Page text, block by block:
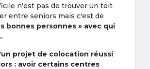
n'est pas de trouver un toit
entre seniors mais c'est de
bonnes personnes » avec qui
projet de colocation réussi
: avoir certains centres